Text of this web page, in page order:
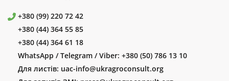
+380 (99) 220 72 42
+380 (44) 364 55 85
+380 (44) 364 61 18
WhatsApp / Telegram / Viber: +380 (50) 786 13 10
Для листів: uac-info@ukragroconsult.org